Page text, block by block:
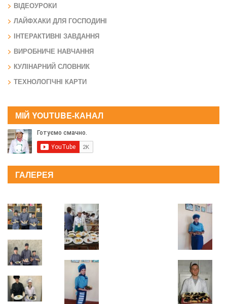
ВІДЕОУРОКИ
ЛАЙФХАКИ ДЛЯ ГОСПОДИНІ
ІНТЕРАКТИВНІ ЗАВДАННЯ
ВИРОБНИЧЕ НАВЧАННЯ
КУЛІНАРНИЙ СЛОВНИК
ТЕХНОЛОГІЧНІ КАРТИ
МІЙ YOUTUBE-КАНАЛ
ГАЛЕРЕЯ